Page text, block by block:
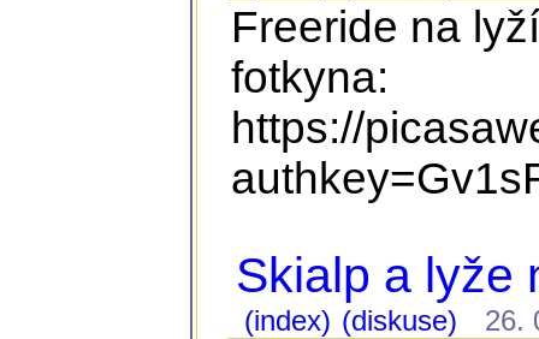
Freeride na
fotkyna:
https://
Skialp a lyže
(index) (diskuse) 26.